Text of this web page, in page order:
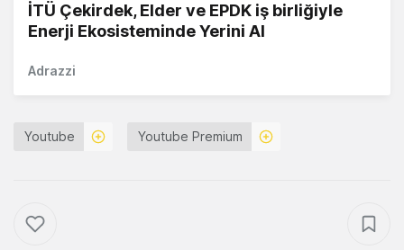
İTÜ Çekirdek, Elder ve EPDK iş birliğiyle
Enerji Ekosisteminde Yerini Al
Adrazzi
Youtube Youtube Premium